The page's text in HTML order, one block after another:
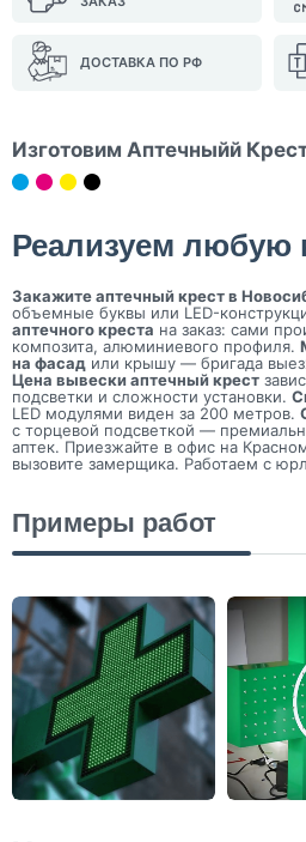
ДОСТАВКА ПО РФ
Изготовим Аптечныйй
Реализуем любую
Закажите аптечный крест в
объемные буквы или LED-
аптечного креста на заказ: сами
композита, алюминиевого профиля.
на фасад или крышу — бригада
Цена вывески аптечный крест
подсветки и сложности установки.
LED модулями виден за 200 метров.
с торцевой подсветкой —
аптек. Приезжайте в офис на
вызовите замерщика. Работаем с
Примеры работ